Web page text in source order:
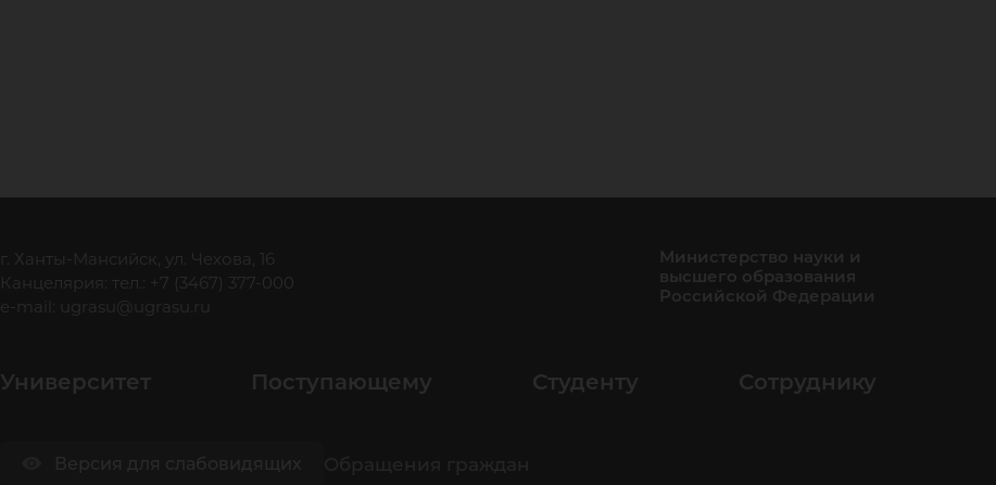
г. Ханты-Мансийск, ул. Чехова, 16
Канцелярия: тел.: +7 (3467) 377-000
e-mail:
ugrasu@ugrasu.ru
Министерство науки и
высшего образования
Российской Федерации
Университет Поступающему Студенту Сотруднику